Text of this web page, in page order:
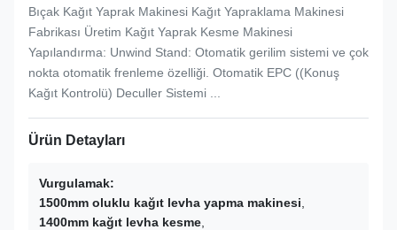
Bıçak Kağıt Yaprak Makinesi Kağıt Yapraklama Makinesi
Fabrikası Üretim Kağıt Yaprak Kesme Makinesi
Yapılandırma: Unwind Stand: Otomatik gerilim sistemi ve çok
nokta otomatik frenleme özelliği. Otomatik EPC ((Konuş
Kağıt Kontrolü) Deculler Sistemi ...
Ürün Detayları
Vurgulamak:
1500mm oluklu kağıt levha yapma makinesi
1400mm kağıt levha kesme